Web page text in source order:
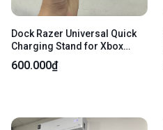
Dock Razer Universal Quick
Charging Stand for Xbox
Series X Forza Horizon 5
Limited Edition - Màu vàng
600.000₫